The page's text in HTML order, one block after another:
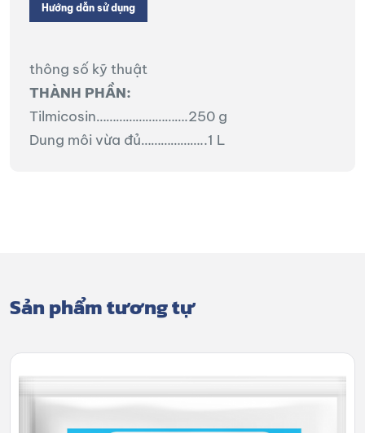
Hướng dẫn sử dụng
thông số kỹ thuật
THÀNH PHẦN:
Tilmicosin……………………….250 g
Dung môi vừa đủ………………..1 L
Sản phẩm tương tự